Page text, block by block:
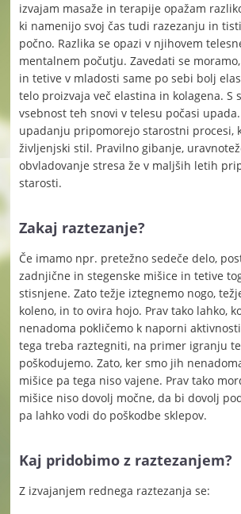
izvajam masaže in terapije opažam
ki namenijo svoj čas tudi razezanju in
počno. Razlika se opazi v njihovem
mentalnem počutju. Zavedati se
in tetive v mladosti same po sebi bolj
telo proizvaja več elastina in kolagena. S
vsebnost teh snovi v telesu počasi
upadanju pripomorejo starostni procesi,
življenjski stil. Pravilno gibanje,
obvladovanje stresa že v maljših letih
starosti.
Zakaj raztezanje?
Če imamo npr. pretežno sedeče delo,
zadnjične in stegenske mišice in tetive
stisnjene. Zato težje iztegnemo nogo,
koleno, in to ovira hojo. Prav tako lahko,
nenadoma pokličemo k naporni
tega treba raztegniti, na primer igranju
poškodujemo. Zato, ker smo jih
mišice pa tega niso vajene. Prav tako
mišice niso dovolj močne, da bi dovolj
pa lahko vodi do poškodbe sklepov.
Kaj pridobimo z raztezanjem?
Z izvajanjem rednega raztezanja se: